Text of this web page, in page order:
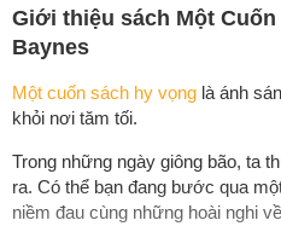
Giới thiệu sách Một
Baynes
Một cuốn sách hy vọng là ánh
khỏi nơi tăm tối.
Trong những ngày giông bão, ta
ra. Có thể bạn đang bước qua
niềm đau cùng những hoài nghi